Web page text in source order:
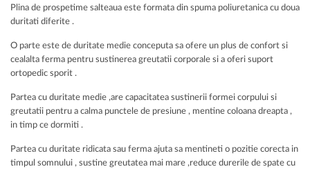
Plina de prospetime salteaua este formata din spuma poliuretanica cu doua
duritati diferite .
O parte este de duritate medie conceputa sa ofere un plus de confort si
cealalta ferma pentru sustinerea greutatii corporale si a oferi suport
ortopedic sporit .
Partea cu duritate medie ,are capacitatea sustinerii formei corpului si
greutatii pentru a calma punctele de presiune , mentine coloana dreapta ,
in timp ce dormiti .
Partea cu duritate ridicata sau ferma ajuta sa mentineti o pozitie corecta in
timpul somnului , sustine greutatea mai mare ,reduce durerile de spate cu